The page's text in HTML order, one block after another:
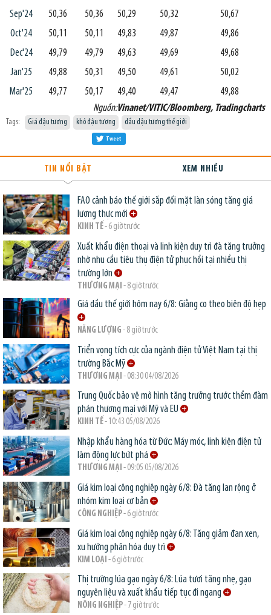
Sep'24 50,36 50,36 50,29 50,32
50,67
Oct'24
50,11 50,11 49,83 49,87
49,86
Dec'24
49,79 49,79 49,63 49,69
49,68
Jan'25
49,88 50,31 49,50 49,61
50,02
Mar'25
49,77 50,17 49,40 49,47
49,88
Nguồn:Vinanet/VITIC/Bloomberg, Tradingcharts
Tags: Giá đậu tương khô đậu tương dầu dậu tương thế giới
Tweet
TIN NỔI BẬT XEM NHIỀU
FAO cảnh báo thế giới sắp đối mặt làn sóng tăng giá
lương thực mới
KINH TẾ- 6 giờ trước
Xuất khẩu điện thoại và linh kiện duy trì đà tăng trưởng
nhờ nhu cầu tiêu thụ điện tử phục hồi tại nhiều thị
trường lớn
THƯƠNG MẠI - 8 giờ trước
Giá dầu thế giới hôm nay 6/8: Giằng co theo biên độ hẹp
NĂNG LƯỢNG - 8 giờ trước
Triển vọng tích cực của ngành điện tử Việt Nam tại thị
trường Bắc Mỹ
THƯƠNG MẠI - 08:30 04/08/2026
Trung Quốc bảo vệ mô hình tăng trưởng trước thềm đàm
phán thương mại với Mỹ và EU
KINH TẾ- 10:43 05/08/2026
Nhập khẩu hàng hóa từ Đức: Máy móc, linh kiện điện tử
làm động lực bứt phá
THƯƠNG MẠI - 09:05 05/08/2026
Giá kim loại công nghiệp ngày 6/8: Đà tăng lan rộng ở
nhóm kim loại cơ bản
CÔNG NGHIỆP- 6 giờ trước
Giá kim loại công nghiệp ngày 6/8: Tăng giảm đan xen,
xu hướng phân hóa duy trì
KIM LOẠI - 6 giờ trước
Thị trường lúa gạo ngày 6/8: Lúa tươi tăng nhẹ, gạo
nguyên liệu và xuất khẩu tiếp tục đi ngang
NÔNG NGHIỆP- 7 giờ trước